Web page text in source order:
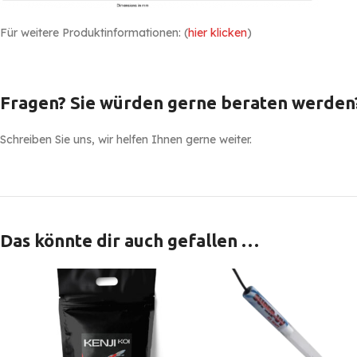
Für weitere Produktinformationen: (hier klicken)
Fragen? Sie würden gerne beraten
Schreiben Sie uns, wir helfen Ihnen gerne weiter.
Das könnte dir auch gefallen …